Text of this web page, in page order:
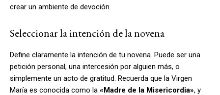
crear un ambiente de devoción.
Seleccionar la intención de la novena
Define claramente la intención de tu novena. Puede ser una
petición personal, una intercesión por alguien más, o
simplemente un acto de gratitud. Recuerda que la Virgen
María es conocida como la «Madre de la Misericordia», y